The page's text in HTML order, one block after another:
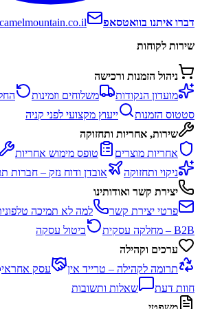
דברו איתנו בוואטסאפ
שירות לקוחות
ניהול הזמנות ורכישה
מועדון הנקודות
משלוחים וזמינות
סטטוס הזמנות
ייעוץ מקצועי לפני קניה
שירות, אחריות ותחזוקה
אחריות מוצרים
טופס מימוש אחריות
ניקוי ותחזוקה
אובדן ודוח נזק – חברות
יצירת קשר ואודותינו
פרטי יצירת קשר
למה לא תמיכה
B2B – מחלקה עסקית
ביטול עסקה
ערכים וקהילה
תרומה לקהילה – טרייד אין
עסק אחראי
חוות דעת
שאלות ותשובות